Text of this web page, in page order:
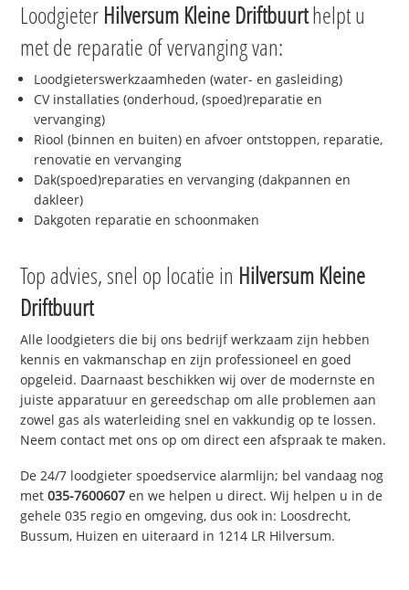
Loodgieter Hilversum Kleine Driftbuurthelpt u
met de reparatie of vervanging van:
Loodgieterswerkzaamheden (water- en gasleiding)
CV installaties (onderhoud, (spoed)reparatie en
vervanging)
Riool (binnen en buiten) en afvoer ontstoppen, reparatie,
renovatie en vervanging
Dak(spoed)reparaties en vervanging (dakpannen en
dakleer)
Dakgoten reparatie en schoonmaken
Top advies, snel op locatie in Hilversum Kleine
Driftbuurt
Alle loodgieters die bij ons bedrijf werkzaam zijn hebben
kennis en vakmanschap en zijn professioneel en goed
opgeleid. Daarnaast beschikken wij over de modernste en
juiste apparatuur en gereedschap om alle problemen aan
zowel gas als waterleiding snel en vakkundig op te lossen.
Neem contact met ons op om direct een afspraak te maken.
De 24/7 loodgieter spoedservice alarmlijn; bel vandaag nog
met035-7600607 en we helpen u direct. Wij helpen u in de
gehele 035 regio en omgeving, dus ook in: Loosdrecht,
Bussum, Huizen en uiteraard in 1214 LR Hilversum.